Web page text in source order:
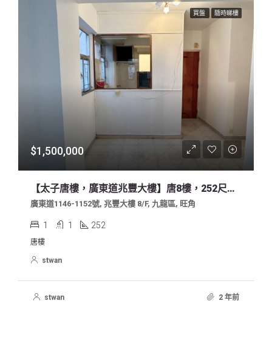
買盤 隨時睇樓
$1,500,000
【太子唐樓，廣東道兆豐大樓】唐8樓，252尺，超實用間隔，3分鐘太子站
廣東道1146-1152號, 兆豐大樓 8/F, 九龍區, 旺角
1 1 252
唐樓
stwan
stwan 2 年前